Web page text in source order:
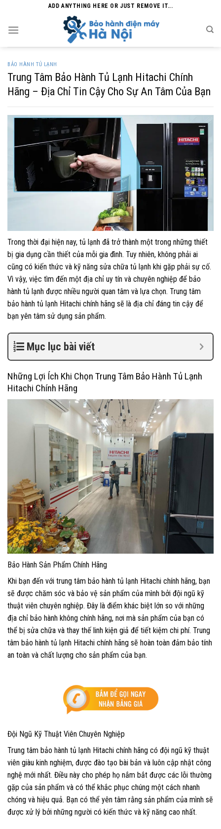
content
ADD ANYTHING HERE OR JUST REMOVE IT...
BẢO HÀNH TỦ LẠNH
Trung Tâm Bảo Hành Tủ Lạnh Hitachi Chính
Hãng – Địa Chỉ Tin Cậy Cho Sự An Tâm Của Bạn
Trong thời đại hiện nay, tủ lạnh đã trở thành một trong những thiết
bị gia dụng cần thiết của mỗi gia đình. Tuy nhiên, không phải ai
cũng có kiến thức và kỹ năng sửa chữa tủ lạnh khi gặp phải sự cố.
Vì vậy, việc tìm đến một địa chỉ uy tín và chuyên nghiệp để bảo
hành tủ lạnh được nhiều người quan tâm và lựa chọn. Trung tâm
bảo hành tủ lạnh Hitachi chính hãng sẽ là địa chỉ đáng tin cậy để
bạn yên tâm sử dụng sản phẩm.
Mục lục bài viết
Những Lợi Ích Khi Chọn Trung Tâm Bảo Hành Tủ Lạnh
Hitachi Chính Hãng
Bảo Hành Sản Phẩm Chính Hãng
Khi bạn đến với trung tâm bảo hành tủ lạnh Hitachi chính hãng, bạn
sẽ được chăm sóc và bảo vệ sản phẩm của mình bởi đội ngũ kỹ
thuật viên chuyên nghiệp. Đây là điểm khác biệt lớn so với những
địa chỉ bảo hành không chính hãng, nơi mà sản phẩm của bạn có
thể bị sửa chữa và thay thế linh kiện giả để tiết kiệm chi phí. Trung
tâm bảo hành tủ lạnh Hitachi chính hãng sẽ hoàn toàn đảm bảo tính
an toàn và chất lượng cho sản phẩm của bạn.
Đội Ngũ Kỹ Thuật Viên Chuyên Nghiệp
Trung tâm bảo hành tủ lạnh Hitachi chính hãng có đội ngũ kỹ thuật
viên giàu kinh nghiệm, được đào tạo bài bản và luôn cập nhật công
nghệ mới nhất. Điều này cho phép họ nắm bắt được các lỗi thường
gặp của sản phẩm và có thể khắc phục chúng một cách nhanh
chóng và hiệu quả. Bạn có thể yên tâm rằng sản phẩm của mình sẽ
được xử lý bởi những người có kiến thức và kỹ năng cao nhất.